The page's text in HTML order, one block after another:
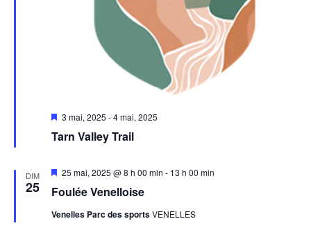
Tarn Valley Trail
Mis
avant
3 mai, 2025 -4 mai, 2025
DIM
25 Foulée Venelloise
Mis
avant
25 mai, 2025 @ 8 h 00 min - 13 h 00 min
Venelles Parc des sportsVENELLES